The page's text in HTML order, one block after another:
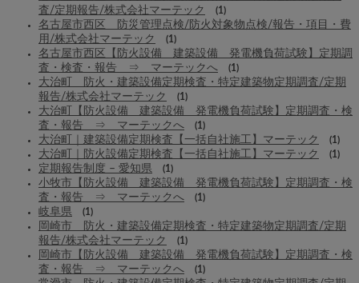
査/定期報告/株式会社マーテック
(1)
名古屋市西区 防災管理点検/防火対象物点検/報告・項目・費
用/株式会社マーテック
(1)
名古屋市西区【防火設備 建築設備 発電機負荷試験】定期調
査・検査・報告 ⇒ マーテックへ
(1)
大治町 防火・建築設備定期検査・特定建築物定期調査/定期
報告/株式会社マーテック
(1)
大治町【防火設備 建築設備 発電機負荷試験】定期調査・検
査・報告 ⇒ マーテックへ
(1)
大治町｜建築設備定期検査【一括自社施工】マーテック (1)
大治町｜防火設備定期検査【一括自社施工】マーテック (1)
定期報告制度 – 愛知県 (1)
小牧市【防火設備 建築設備 発電機負荷試験】定期調査・検
査・報告 ⇒ マーテックへ
(1)
岐阜県 (1)
岡崎市 防火・建築設備定期検査・特定建築物定期調査/定期
報告/株式会社マーテック
(1)
岡崎市【防火設備 建築設備 発電機負荷試験】定期調査・検
査・報告 ⇒ マーテックへ
(1)